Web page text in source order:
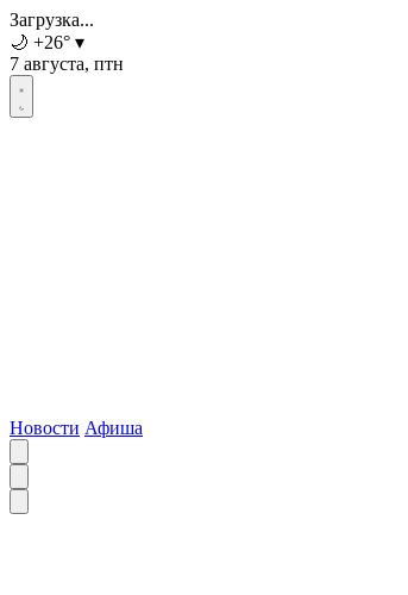
Загрузка...
🌙 +26° ▾
7 августа, птн
Новости Афиша